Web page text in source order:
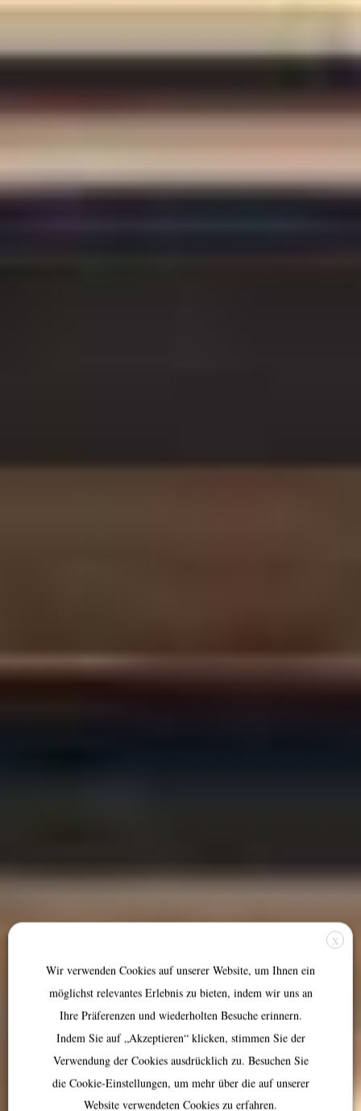
X
Wir verwenden Cookies auf unserer Website, um Ihnen ein
möglichst relevantes Erlebnis zu bieten, indem wir uns an
Ihre Präferenzen und wiederholten Besuche erinnern.
Indem Sie auf „Akzeptieren“ klicken, stimmen Sie der
Verwendung der Cookies ausdrücklich zu. Besuchen Sie
die Cookie-Einstellungen, um mehr über die auf unserer
Website verwendeten Cookies zu erfahren.